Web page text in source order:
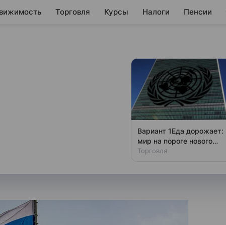
Торговля Курсы Налоги Пенсии
не ждать
25 апреля примет
на уровне 21% в четвертый
Вариант 1Еда дорожает:
мир на пороге нового
кризиса
Торговля